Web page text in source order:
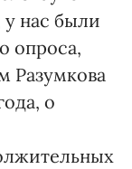
у нас были
опроса,
Разумкова
о